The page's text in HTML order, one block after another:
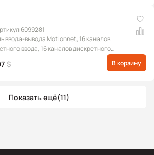
6099281
ввода-вывода Motionnet, 16 каналов
ввода, 16 каналов дискретного
интерфейса
$ В корзину
Показать ещё(11)